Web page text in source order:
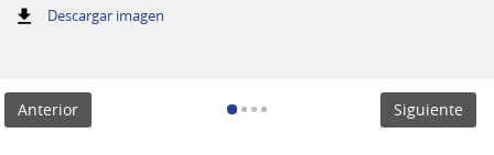
Descargar imagen:
supervisión
Anterior Siguiente